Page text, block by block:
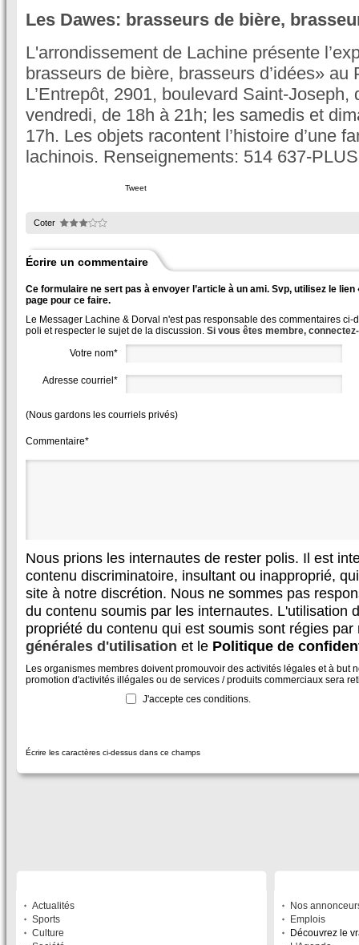
Les Dawes: brasseurs de bière,
L'arrondissement de Lachine présente
brasseurs de bière, brasseurs d’idées» au
L’Entrepôt, 2901, boulevard Saint-Joseph,
vendredi, de 18h à 21h; les samedis et
17h. Les objets racontent l’histoire d’une
lachinois. Renseignements: 514 637-PLUS
Tweet
Coter
Écrire un commentaire
Ce formulaire ne sert pas à envoyer l’article à un ami. Svp, utilisez le
page pour ce faire.
Le Messager Lachine & Dorval n'est pas responsable des commentaires ci-
poli et respecter le sujet de la discussion. Si vous êtes membre,
Votre nom*
Adresse courriel*
(Nous gardons les courriels privés)
Commentaire*
Nous prions les internautes de rester polis. Il est
contenu discriminatoire, insultant ou inapproprié,
site à notre discrétion. Nous ne sommes pas
du contenu soumis par les internautes. L'utilisation
propriété du contenu qui est soumis sont régies
générales d'utilisation et le Politique de
Les organismes membres doivent promouvoir des activités légales et à but
promotion d'activités illégales ou de services / produits commerciaux sera
J'accepte ces conditions.
Écrire les caractères ci-dessus dans ce champs
Actualités
Sports
Culture
Nos
Emplois
Découvrez le